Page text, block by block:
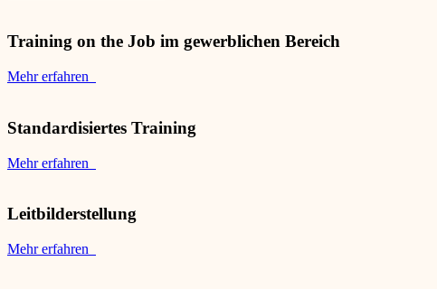
Training on the Job im gewerblichen Bereich
Mehr erfahren
Standardisiertes Training
Mehr erfahren
Leitbilderstellung
Mehr erfahren